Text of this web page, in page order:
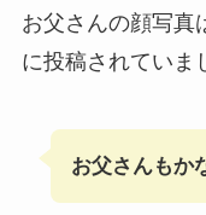
お父さんの顔写真
に投稿されていま
お父さんもか